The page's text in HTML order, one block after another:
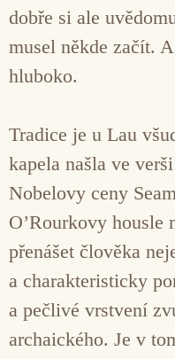
dobře si ale
musel někde začít.
hluboko.
Tradice je u Lau
kapela našla ve
Nobelovy ceny
O’Rourkovy housle
přenášet člověka
a charakteristicky
a pečlivé vrstvení
archaického. Je v